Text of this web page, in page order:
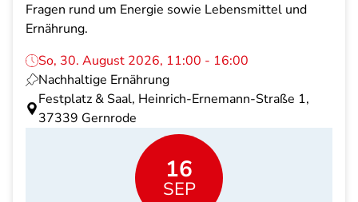
Fragen rund um Energie sowie Lebensmittel und
Ernährung.
So, 30. August 2026, 11:00 - 16:00
Nachhaltige Ernährung
Festplatz & Saal, Heinrich-Ernemann-Straße 1,
37339 Gernrode
16
SEP